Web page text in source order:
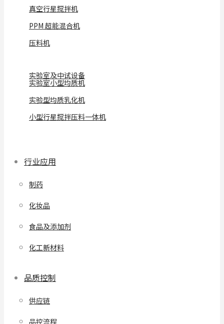
真空行星搅拌机
PPM 超能混合机
压料机
实验室及中试设备
实验室小型均质机
实验型均质乳化机
小型行星搅拌压料一体机
行业应用
制药
化妆品
食品及添加剂
化工新材料
品质控制
供应链
品控流程